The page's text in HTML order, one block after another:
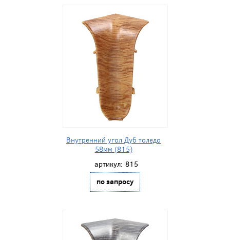
Внутренний угол Дуб толедо
58мм (815)
артикул: 815
по запросу